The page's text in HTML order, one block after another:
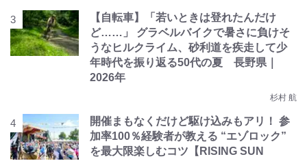
【自転車】「若いときは登れたんだけ
ど……」 グラベルバイクで暑さに負けそ
うなヒルクライム、砂利道を疾走して少
年時代を振り返る50代の夏 長野県｜
2026年
杉村 航
開催まもなくだけど駆け込みもアリ！ 参
加率100％経験者が教える “エゾロック”
を最大限楽しむコツ【RISING SUN